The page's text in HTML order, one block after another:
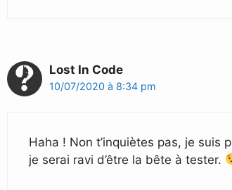
Lost In Code
10/07/2020 à 8:34 pm
Haha ! Non t’inquiètes pas, je suis
je serai ravi d’être la bête à tester.